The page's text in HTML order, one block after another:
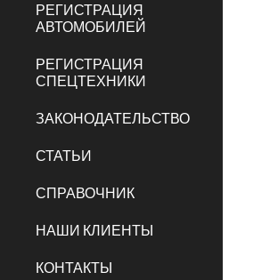
РЕГИСТРАЦИЯ
АВТОМОБИЛЕЙ
РЕГИСТРАЦИЯ
СПЕЦТЕХНИКИ
ЗАКОНОДАТЕЛЬСТВО
СТАТЬИ
СПРАВОЧНИК
НАШИ КЛИЕНТЫ
КОНТАКТЫ